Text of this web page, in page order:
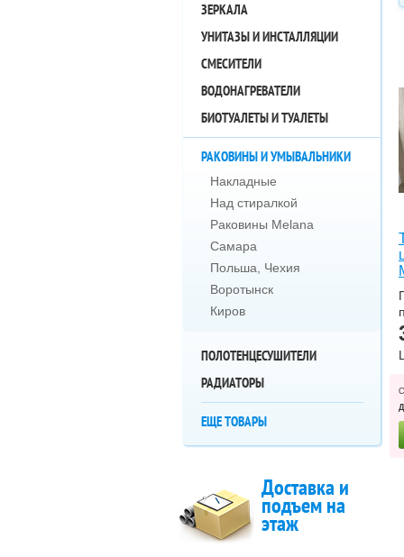
ЗЕРКАЛА
УНИТАЗЫ И ИНСТАЛЛЯЦИИ
СМЕСИТЕЛИ
ВОДОНАГРЕВАТЕЛИ
БИОТУАЛЕТЫ И ТУАЛЕТЫ
РАКОВИНЫ И УМЫВАЛЬНИКИ
Накладные
Над стиралкой
Раковины Melana
Самара
Польша, Чехия
Воротынск
Киров
ПОЛОТЕНЦЕСУШИТЕЛИ
РАДИАТОРЫ
ЕЩЕ ТОВАРЫ
Доставка и
подъем на
этаж